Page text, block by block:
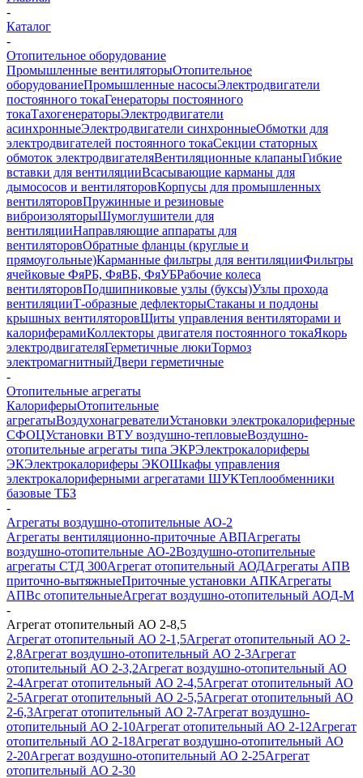
-
Каталог
-
Отопительное оборудование
Промышленные вентиляторыОтопительное
оборудованиеПромышленные насосыЭлектродвигатели
постоянного токаГенераторы постоянного
токаТахогенераторыЭлектродвигатели
асинхронныеЭлектродвигатели синхронныеОбмотки для
электродвигателей постоянного токаСекции статорных
обмоток электродвигателяВентиляционные клапаныГибкие
вставки для вентиляцииВсасывающие карманы для
дымососов и вентиляторовКорпусы для промышленных
вентиляторовПружинные и резиновые
виброизоляторыШумоглушители для
вентиляцииНаправляющие аппараты для
вентиляторовОбратные фланцы (круглые и
прямоугольные)Карманные фильтры для вентиляцииФильтры
ячейковые ФяРБ, ФяВБ, ФяУБРабочие колеса
вентиляторовПодшипниковые узлы (буксы)Узлы прохода
вентиляцииТ-образные дефлекторыСтаканы и поддоны
крышных вентиляторовЩиты управления вентиляторами и
калориферамиКоллекторы двигателя постоянного токаЯкорь
электродвигателяГерметичные люкиТормоз
электромагнитныйДвери герметичные
-
Отопительные агрегаты
КалориферыОтопительные
агрегатыВоздухонагревателиУстановки электрокалориферные
СФОЦУстановки ВТУ воздушно-тепловыеВоздушно-
отопительные агрегаты типа ЭКРЭлектрокалориферы
ЭКЭлектрокалориферы ЭКОШкафы управления
электрокалориферными агрегатами ШУКТеплообменники
базовые ТБЗ
-
Агрегаты воздушно-отопительные АО-2
Агрегаты вентиляционно-приточные АВПАгрегаты
воздушно-отопительные АО-2Воздушно-отопительные
агрегаты СТД 300Агрегат отопительный АОДАгрегаты АПВ
приточно-вытяжныеПриточные установки АПКАгрегаты
АПВс отопительныеАгрегат воздушно-отопительный АОД-М
-
Агрегат отопительный АО 2-8,5
Агрегат отопительный АО 2-1,5Агрегат отопительный АО 2-
2,8Агрегат воздушно-отопительный АО 2-3Агрегат
отопительный АО 2-3,2Агрегат воздушно-отопительный АО
2-4Агрегат отопительный АО 2-4,5Агрегат отопительный АО
2-5Агрегат отопительный АО 2-5,5Агрегат отопительный АО
2-6,3Агрегат отопительный АО 2-7Агрегат воздушно-
отопительный АО 2-10Агрегат отопительный АО 2-12Агрегат
отопительный АО 2-18Агрегат воздушно-отопительный АО
2-20Агрегат воздушно-отопительный АО 2-25Агрегат
отопительный АО 2-30